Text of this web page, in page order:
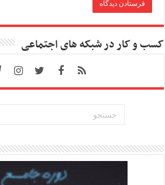
کسب و کار در شبکه های اجتماعی